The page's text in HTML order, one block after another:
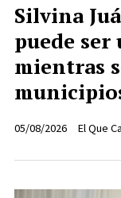
Silvina
puede ser
mientras
El Que
05/08/2026